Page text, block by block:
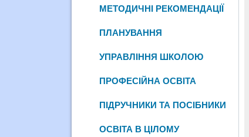
МЕТОДИЧНІ РЕКОМЕНДАЦІЇ
ПЛАНУВАННЯ
УПРАВЛІННЯ ШКОЛОЮ
ПРОФЕСІЙНА ОСВІТА
ПІДРУЧНИКИ ТА ПОСІБНИКИ
ОСВІТА В ЦІЛОМУ